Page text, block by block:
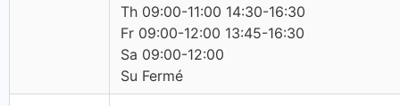
Th 09:00-11:00 14:30-16:30
Fr 09:00-12:00 13:45-16:30
Sa 09:00-12:00
Su Fermé